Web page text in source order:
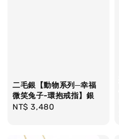
二毛銀【動物系列─幸福
微笑兔子-環抱戒指】銀
Regular
NT$ 3,480